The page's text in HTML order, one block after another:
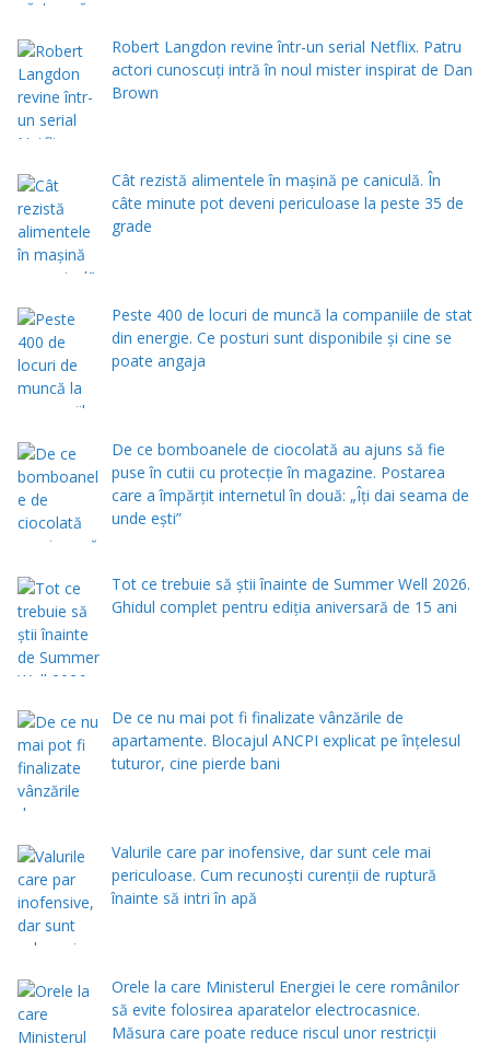
Robert Langdon revine într-un serial Netflix. Patru
actori cunoscuți intră în noul mister inspirat de Dan
Brown
Cât rezistă alimentele în mașină pe caniculă. În
câte minute pot deveni periculoase la peste 35 de
grade
Peste 400 de locuri de muncă la companiile de stat
din energie. Ce posturi sunt disponibile și cine se
poate angaja
De ce bomboanele de ciocolată au ajuns să fie
puse în cutii cu protecţie în magazine. Postarea
care a împărţit internetul în două: „Îţi dai seama de
unde eşti”
Tot ce trebuie să știi înainte de Summer Well 2026.
Ghidul complet pentru ediția aniversară de 15 ani
De ce nu mai pot fi finalizate vânzările de
apartamente. Blocajul ANCPI explicat pe înțelesul
tuturor, cine pierde bani
Valurile care par inofensive, dar sunt cele mai
periculoase. Cum recunoști curenții de ruptură
înainte să intri în apă
Orele la care Ministerul Energiei le cere românilor
să evite folosirea aparatelor electrocasnice.
Măsura care poate reduce riscul unor restricții